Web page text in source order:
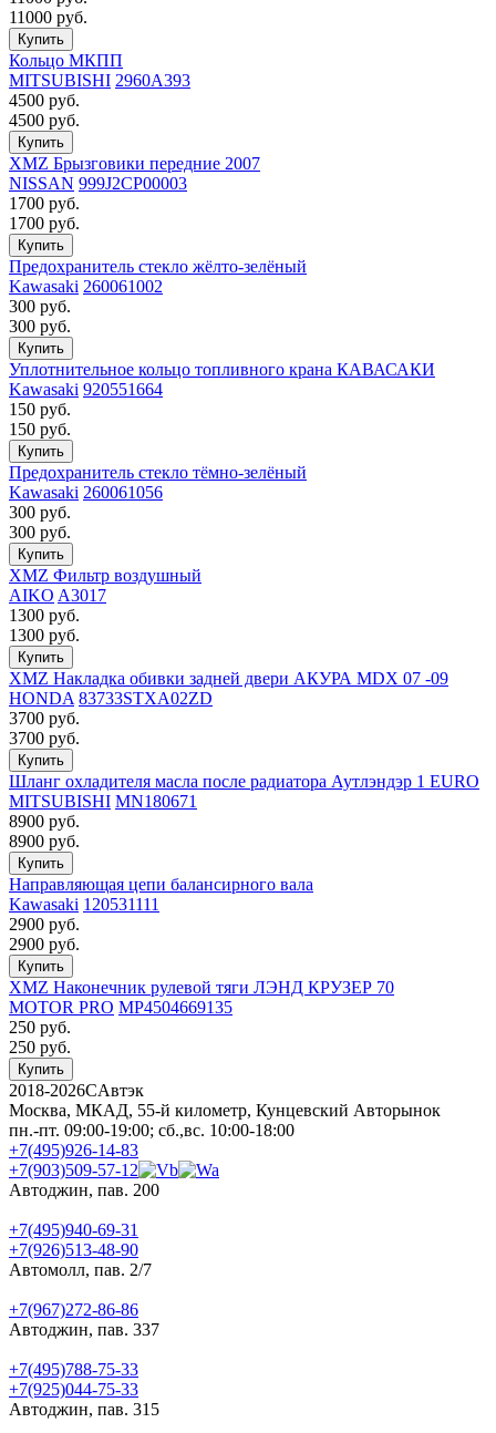
11000 руб.
Кольцо МКПП
MITSUBISHI 2960A393
4500 руб.
4500 руб.
XMZ Брызговики передние 2007
NISSAN 999J2CP00003
1700 руб.
1700 руб.
Предохранитель стекло жёлто-зелёный
Kawasaki 260061002
300 руб.
300 руб.
Уплотнительное кольцо топливного крана КАВАСАКИ
Kawasaki 920551664
150 руб.
150 руб.
Предохранитель стекло тёмно-зелёный
Kawasaki 260061056
300 руб.
300 руб.
XMZ Фильтр воздушный
AIKO A3017
1300 руб.
1300 руб.
XMZ Накладка обивки задней двери АКУРА MDX 07 -09
HONDA 83733STXA02ZD
3700 руб.
3700 руб.
Шланг охладителя масла после радиатора Аутлэндэр 1 EURO
MITSUBISHI MN180671
8900 руб.
8900 руб.
Направляющая цепи балансирного вала
Kawasaki 120531111
2900 руб.
2900 руб.
XMZ Наконечник рулевой тяги ЛЭНД КРУЗЕР 70
MOTOR PRO MP4504669135
250 руб.
250 руб.
2018-2026CАвтэк
Москва, МКАД, 55-й километр, Кунцевский Авторынок
пн.-пт. 09:00-19:00; сб.,вс. 10:00-18:00
+7(495)926-14-83
+7(903)509-57-12
Автоджин, пав. 200
+7(495)940-69-31
+7(926)513-48-90
Автомолл, пав. 2/7
+7(967)272-86-86
Автоджин, пав. 337
+7(495)788-75-33
+7(925)044-75-33
Автоджин, пав. 315